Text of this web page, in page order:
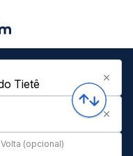
Volta (opcional)